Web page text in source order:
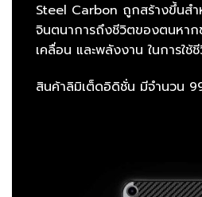
Steel Carbon ถูกสร้างขึ้นสำ
จินตนาการถึงชีวิตของตนหาก
เคลื่อน และพลังงาน ในการใช้
สินค้าลิมิเต็ดอิดิชั่น มีจำนวน